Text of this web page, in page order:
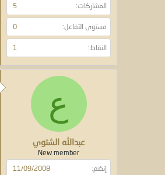
المشاركات 5
مستوى التفاعل 0
النقاط 1
ع
عبدالله الشتوي
New member
إنضم
11/09/2008